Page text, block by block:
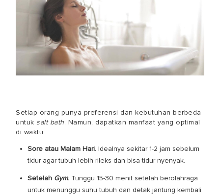
Setiap orang punya preferensi dan kebutuhan berbeda
untuk salt bath. Namun, dapatkan manfaat yang optimal
di waktu:
Sore atau Malam Hari. Idealnya sekitar 1-2 jam sebelum
tidur agar tubuh lebih rileks dan bisa tidur nyenyak.
Setelah Gym. Tunggu 15-30 menit setelah berolahraga
untuk menunggu suhu tubuh dan detak jantung kembali